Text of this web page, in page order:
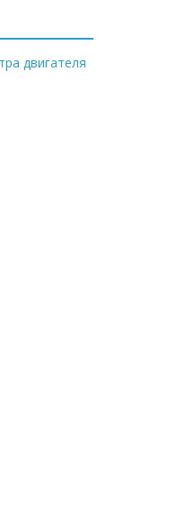
двигателя